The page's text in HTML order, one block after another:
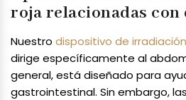
roja relacionadas
Nuestro dispositivo de
dirige específicamente al
general, está diseñado para
gastrointestinal. Sin embargo,